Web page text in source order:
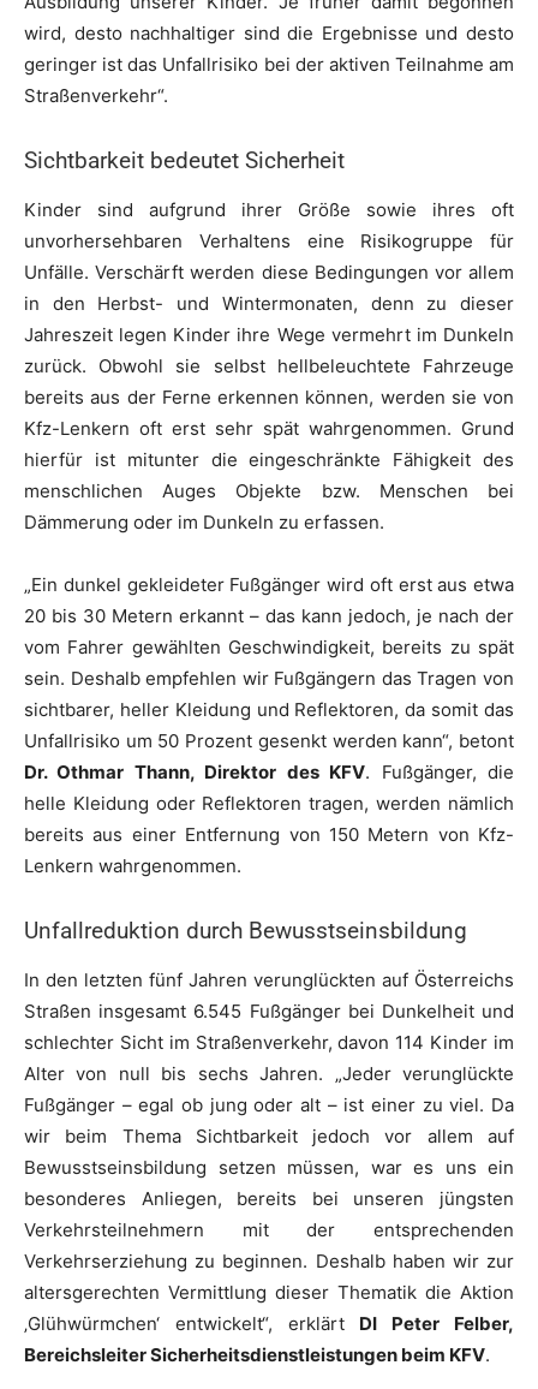
wird, desto nachhaltiger sind die Ergebnisse und desto
geringer ist das Unfallrisiko bei der aktiven Teilnahme am
Straßenverkehr“.
Sichtbarkeit bedeutet Sicherheit
Kinder sind aufgrund ihrer Größe sowie ihres oft
unvorhersehbaren Verhaltens eine Risikogruppe für
Unfälle. Verschärft werden diese Bedingungen vor allem
in den Herbst- und Wintermonaten, denn zu dieser
Jahreszeit legen Kinder ihre Wege vermehrt im Dunkeln
zurück. Obwohl sie selbst hellbeleuchtete Fahrzeuge
bereits aus der Ferne erkennen können, werden sie von
Kfz-Lenkern oft erst sehr spät wahrgenommen. Grund
hierfür ist mitunter die eingeschränkte Fähigkeit des
menschlichen Auges Objekte bzw. Menschen bei
Dämmerung oder im Dunkeln zu erfassen.
„Ein dunkel gekleideter Fußgänger wird oft erst aus etwa
20 bis 30 Metern erkannt – das kann jedoch, je nach der
vom Fahrer gewählten Geschwindigkeit, bereits zu spät
sein. Deshalb empfehlen wir Fußgängern das Tragen von
sichtbarer, heller Kleidung und Reflektoren, da somit das
Unfallrisiko um 50 Prozent gesenkt werden kann“, betont
Dr. Othmar Thann, Direktor des KFV. Fußgänger, die
helle Kleidung oder Reflektoren tragen, werden nämlich
bereits aus einer Entfernung von 150 Metern von Kfz-
Lenkern wahrgenommen.
Unfallreduktion durch Bewusstseinsbildung
In den letzten fünf Jahren verunglückten auf Österreichs
Straßen insgesamt 6.545 Fußgänger bei Dunkelheit und
schlechter Sicht im Straßenverkehr, davon 114 Kinder im
Alter von null bis sechs Jahren. „Jeder verunglückte
Fußgänger – egal ob jung oder alt – ist einer zu viel. Da
wir beim Thema Sichtbarkeit jedoch vor allem auf
Bewusstseinsbildung setzen müssen, war es uns ein
besonderes Anliegen, bereits bei unseren jüngsten
Verkehrsteilnehmern mit der entsprechenden
Verkehrserziehung zu beginnen. Deshalb haben wir zur
altersgerechten Vermittlung dieser Thematik die Aktion
‚Glühwürmchen‘ entwickelt“, erklärt DI Peter Felber,
Bereichsleiter Sicherheitsdienstleistungen beim KFV.